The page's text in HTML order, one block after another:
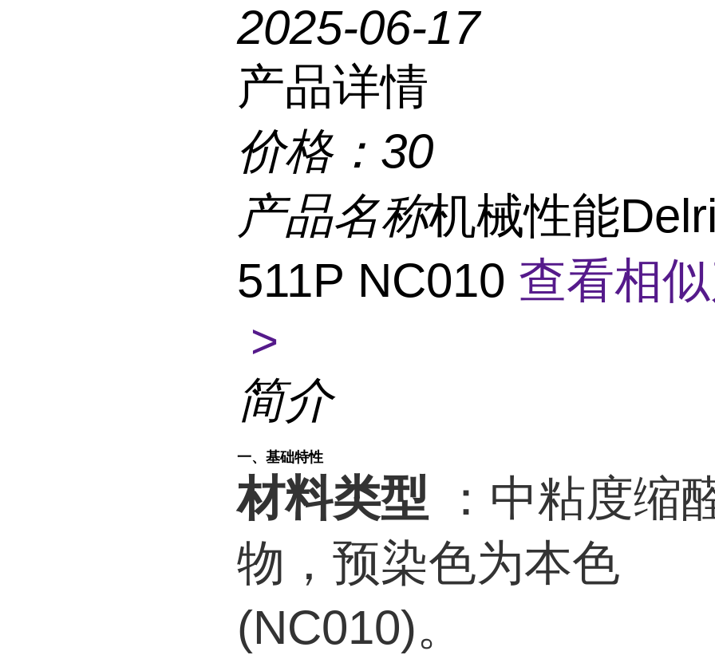
2025-06-17
产品详情
价格： 30
产品名称机械性能
511P NC010 查看相
>
简介
一、基础特性
材料类型 ：中粘度缩
物，预染色为本色
(NC010)。